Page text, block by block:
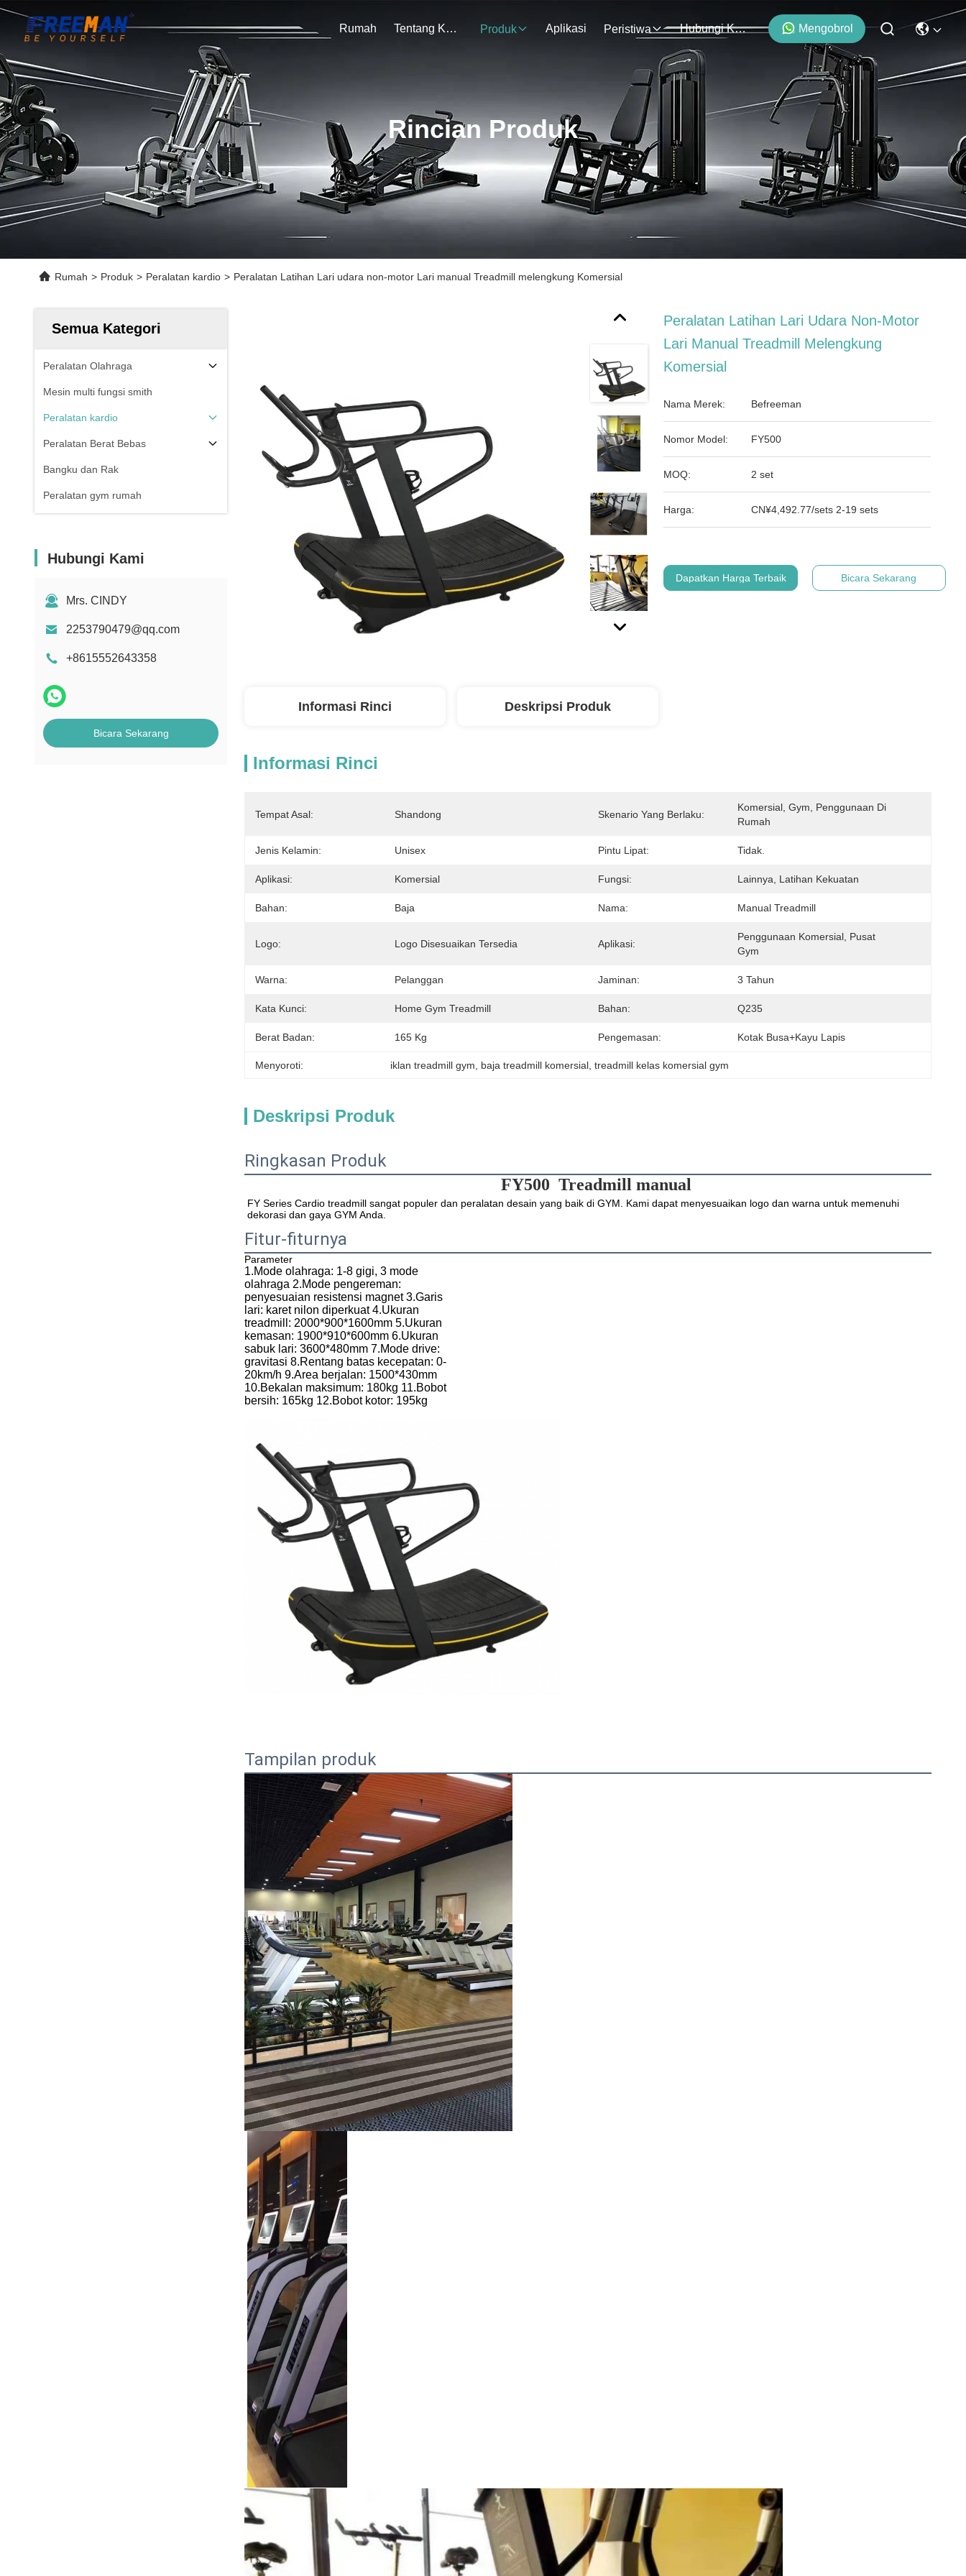
Rumah Tentang Kami Produk Aplikasi Peristiwa Hubungi Kami Mengobrol
Rincian Produk
Rumah > Produk > Peralatan kardio > Peralatan Latihan Lari udara non-motor Lari manual Treadmill melengkung Komersial
Semua Kategori
Peralatan Olahraga
Mesin multi fungsi smith
Peralatan kardio
Peralatan Berat Bebas
Bangku dan Rak
Peralatan gym rumah
Hubungi Kami
Mrs. CINDY
2253790479@qq.com
+8615552643358
Bicara Sekarang
Peralatan Latihan Lari Udara Non-Motor
Lari Manual Treadmill Melengkung
Komersial
Nama Merek: Befreeman
Nomor Model: FY500
MOQ: 2 set
Harga: CN¥4,492.77/sets 2-19 sets
Dapatkan Harga Terbaik Bicara Sekarang
Informasi Rinci Deskripsi Produk
Informasi Rinci
Tempat Asal: Shandong Skenario Yang Berlaku:
Komersial, Gym, Penggunaan Di
Rumah
Jenis Kelamin: Unisex Pintu Lipat: Tidak.
Aplikasi: Komersial Fungsi: Lainnya, Latihan Kekuatan
Bahan: Baja Nama: Manual Treadmill
Logo: Logo Disesuaikan Tersedia Aplikasi:
Penggunaan Komersial, Pusat
Gym
Warna: Pelanggan Jaminan: 3 Tahun
Kata Kunci: Home Gym Treadmill Bahan: Q235
Berat Badan: 165 Kg Pengemasan: Kotak Busa+kayu Lapis
Menyoroti: iklan treadmill gym baja treadmill komersial , treadmill kelas komersial gym
Deskripsi Produk
Ringkasan Produk
FY500 Treadmill manual
FY Series Cardio treadmill sangat populer dan peralatan desain yang baik di GYM. Kami dapat menyesuaikan logo dan warna untuk memenuhi
dekorasi dan gaya GYM Anda.
Fitur-fiturnya
Parameter
1.Mode olahraga: 1-8 gigi, 3 mode
olahraga 2.Mode pengereman:
penyesuaian resistensi magnet 3.Garis
lari: karet nilon diperkuat 4.Ukuran
treadmill: 2000*900*1600mm 5.Ukuran
kemasan: 1900*910*600mm 6.Ukuran
sabuk lari: 3600*480mm 7.Mode drive:
gravitasi 8.Rentang batas kecepatan: 0-
20km/h 9.Area berjalan: 1500*430mm
10.Bekalan maksimum: 180kg 11.Bobot
bersih: 165kg 12.Bobot kotor: 195kg
Tampilan produk